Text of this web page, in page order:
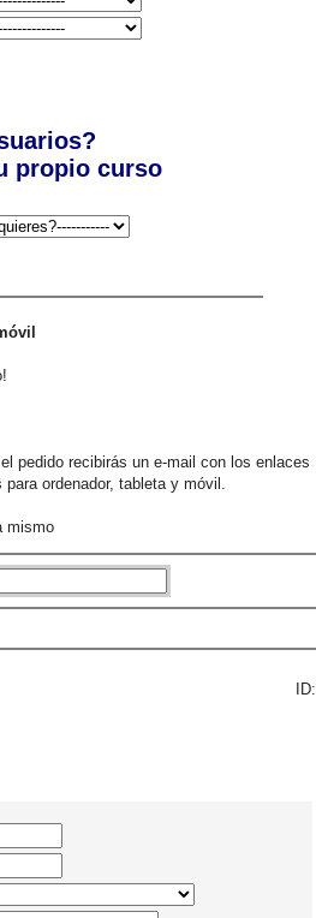
propio curso
pedido recibirás un e-mail con los enlaces
ordenador, tableta y móvil.
mismo
ID: